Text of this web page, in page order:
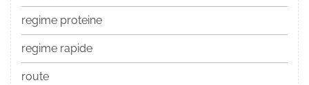
regime proteine
regime rapide
route